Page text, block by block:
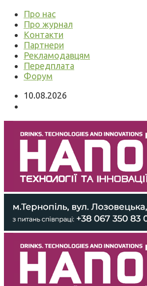
Про нас
Про журнал
Контакти
Партнери
Рекламодавцям
Передплата
Форум
10.08.2026